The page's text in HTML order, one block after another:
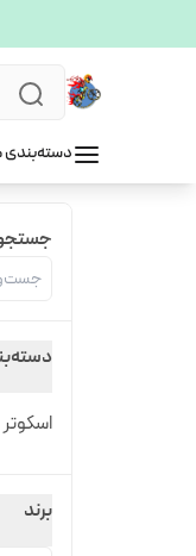
جستجو
اسکوتر
برند